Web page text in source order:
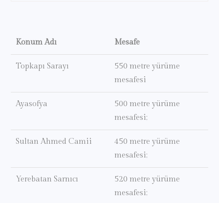
Konum Adı Mesafe
Topkapı Sarayı
550 metre yürüme
mesafesi
Ayasofya
500 metre yürüme
mesafesi;
Sultan Ahmed Camii
450 metre yürüme
mesafesi;
Yerebatan Sarnıcı
520 metre yürüme
mesafesi;